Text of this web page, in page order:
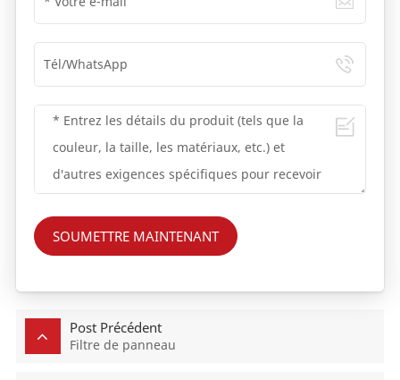
SOUMETTRE MAINTENANT
Post Précédent
Filtre de panneau